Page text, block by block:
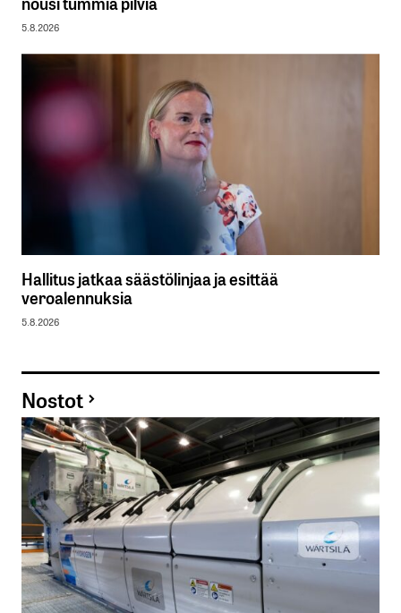
5.8.2026
Hallitus jatkaa säästölinjaa ja esittää
veroalennuksia
5.8.2026
Nostot